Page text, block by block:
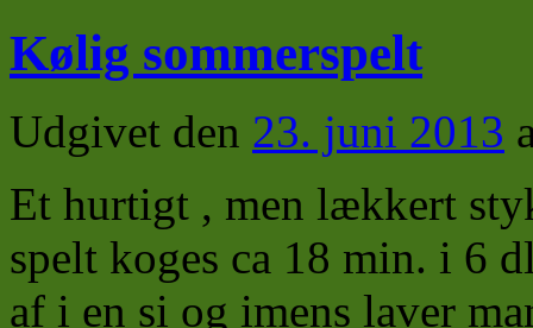
Kølig sommerspelt
Udgivet den 23. juni 2013
Et hurtigt , men lækkert
spelt koges ca 18 min. i 6
af i en si og imens laver